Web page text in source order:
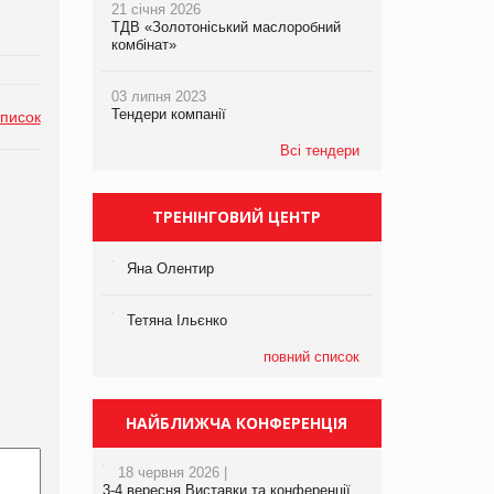
21 січня 2026
ТДВ «Золотоніський маслоробний
комбінат»
03 липня 2023
Тендери компанії
Всі тендери
ТРЕНІНГОВИЙ ЦЕНТР
Яна Олентир
Тетяна Ільєнко
повний список
НАЙБЛИЖЧА КОНФЕРЕНЦІЯ
18 червня 2026 |
3-4 вересня Виставки та конференції